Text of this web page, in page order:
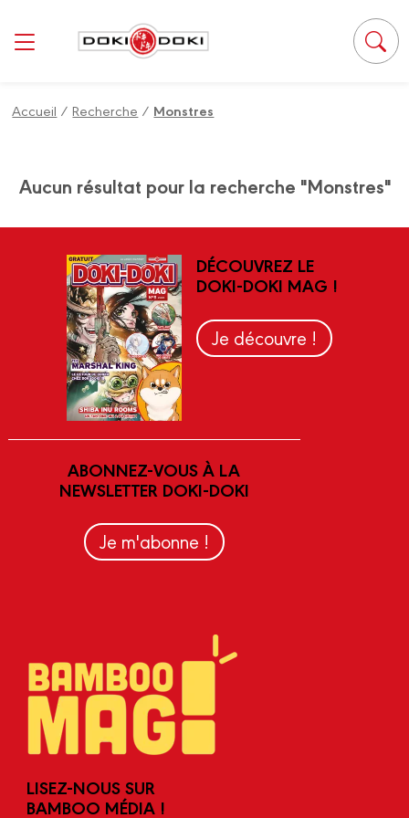
Accueil /Recherche / Monstres
Aucun résultat pour la recherche "Monstres"
DÉCOUVREZ LE
DOKI-DOKI MAG !
Je découvre !
ABONNEZ-VOUS À LA
NEWSLETTER DOKI-DOKI
Je m'abonne !
LISEZ-NOUS SUR
BAMBOO MÉDIA !